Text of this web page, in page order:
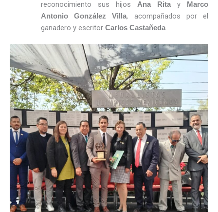
reconocimiento sus hijos Ana Ritay
Marco
Antonio González Villa, acompañados por el
ganadero y escritor Carlos Castañeda.